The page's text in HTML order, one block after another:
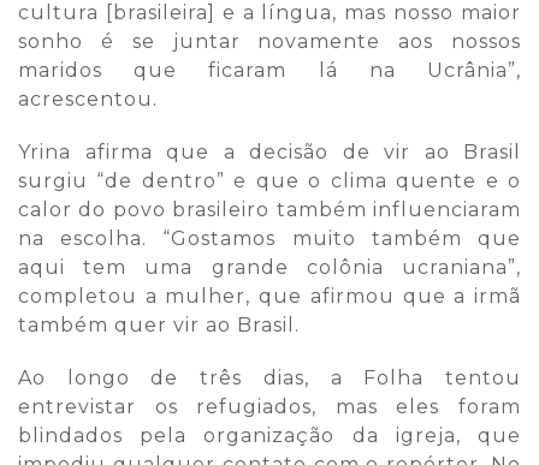
cultura [brasileira] e a língua, mas nosso maior
sonho é se juntar novamente aos nossos
maridos que ficaram lá na Ucrânia”,
acrescentou.
Yrina afirma que a decisão de vir ao Brasil
surgiu “de dentro” e que o clima quente e o
calor do povo brasileiro também influenciaram
na escolha. “Gostamos muito também que
aqui tem uma grande colônia ucraniana”,
completou a mulher, que afirmou que a irmã
também quer vir ao Brasil.
Ao longo de três dias, a Folha tentou
entrevistar os refugiados, mas eles foram
blindados pela organização da igreja, que